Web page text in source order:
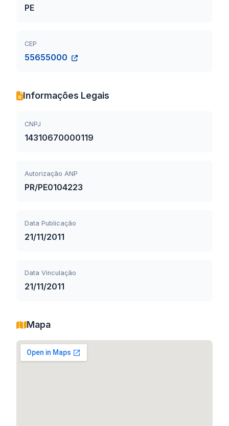
PE
CEP
55655000
Informações Legais
CNPJ
14310670000119
Autorização ANP
PR/PE0104223
Data Publicação
21/11/2011
Data Vinculação
21/11/2011
Mapa